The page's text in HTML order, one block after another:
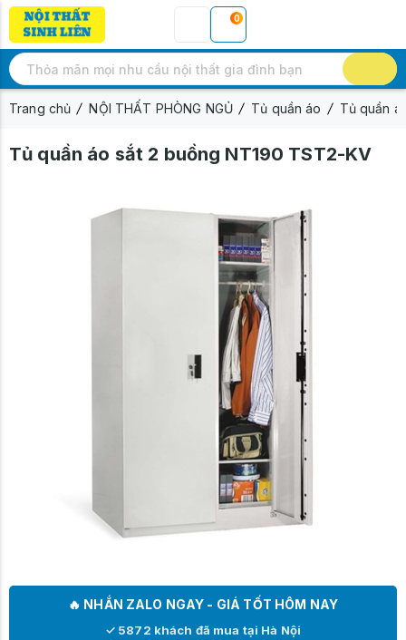
0
Trang chủ NỘI THẤT PHÒNG NGỦ Tủ quần áo Tủ quần
Tủ quần áo sắt 2 buồng NT190 TST2-KV
🔥 NHẮN ZALO NGAY - GIÁ TỐT HÔM NAY
✓ 5872 khách đã mua tại Hà Nội